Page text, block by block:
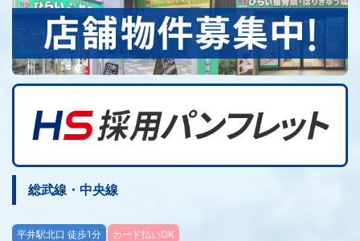
総武線・中央線
平井駅北口 徒歩1分 カード払いOK